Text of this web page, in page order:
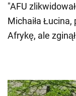
"AFU
Michaiła
Afrykę, ale